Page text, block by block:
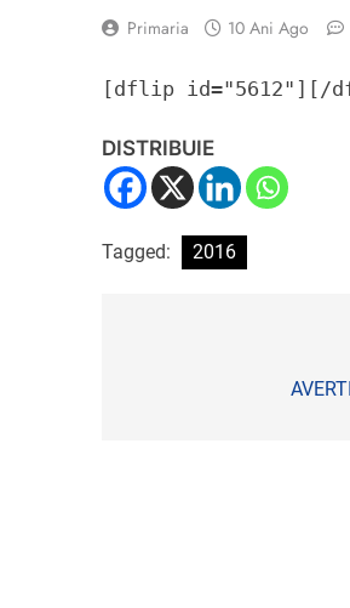
Primaria 10 Ani Ago
[dflip id="5612"][/
DISTRIBUIE
Tagged: 2016